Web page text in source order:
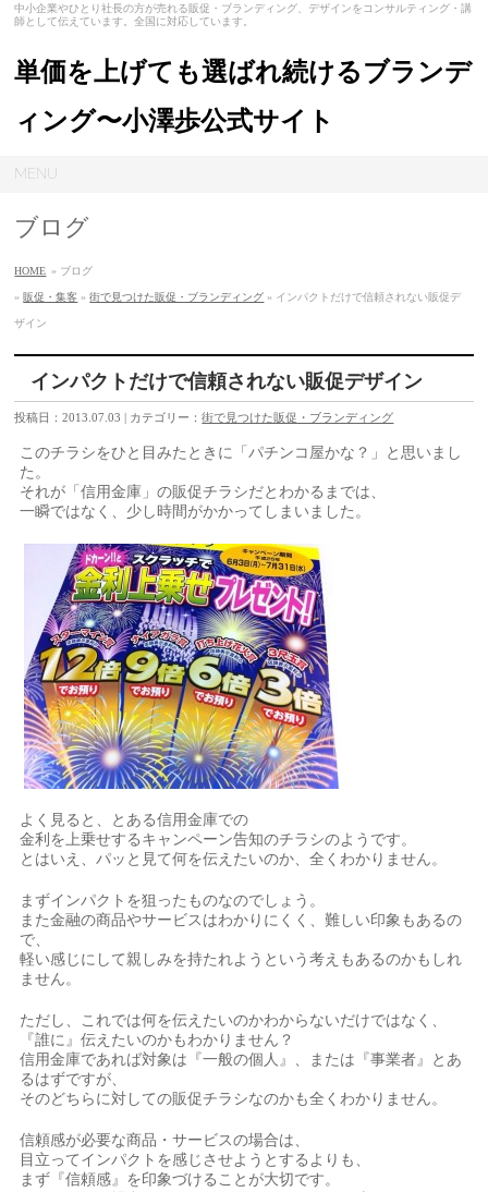
中小企業やひとり社長の方が売れる販促・ブランディング、デザインをコンサルティング・講
師として伝えています。全国に対応しています。
単価を上げても選ばれ続けるブランデ
ィング〜小澤歩公式サイト
MENU
ブログ
HOME » ブログ
» 販促・集客 »街で見つけた販促・ブランディング » インパクトだけで信頼されない販促デ
ザイン
インパクトだけで信頼されない販促デザイン
投稿日：2013.07.03 | カテゴリー：街で見つけた販促・ブランディング
このチラシをひと目みたときに「パチンコ屋かな？」と思いまし
た。
それが「信用金庫」の販促チラシだとわかるまでは、
一瞬ではなく、少し時間がかかってしまいました。
よく見ると、とある信用金庫での
金利を上乗せするキャンペーン告知のチラシのようです。
とはいえ、パッと見て何を伝えたいのか、全くわかりません。
まずインパクトを狙ったものなのでしょう。
また金融の商品やサービスはわかりにくく、難しい印象もあるの
で、
軽い感じにして親しみを持たれようという考えもあるのかもしれ
ません。
ただし、これでは何を伝えたいのかわからないだけではなく、
『誰に』伝えたいのかもわかりません？
信用金庫であれば対象は『一般の個人』、または『事業者』とあ
るはずですが、
そのどちらに対しての販促チラシなのかも全くわかりません。
信頼感が必要な商品・サービスの場合は、
目立ってインパクトを感じさせようとするよりも、
まず『信頼感』を印象づけることが大切です。